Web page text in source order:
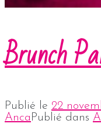
Brunch
Publié le 22
Anca Publié dans